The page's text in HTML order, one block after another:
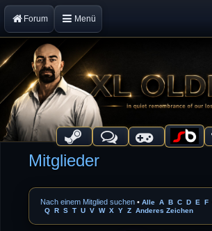
Forum Menü
Mitglieder
Nach einem Mitglied suchen •Alle A B C D E F
Q R S T U V W X Y Z Anderes Zeichen